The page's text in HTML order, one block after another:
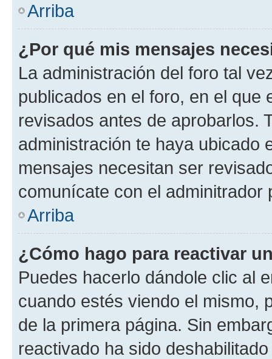
Arriba
¿Por qué mis mensajes
La administración del foro tal
publicados en el foro, en el
revisados antes de aprobarlos.
administración te haya ubicado
mensajes necesitan ser
comunícate con el
Arriba
¿Cómo hago para reactivar
Puedes hacerlo dándole clic al
cuando estés viendo el mismo,
de la primera página. Sin
reactivado ha sido